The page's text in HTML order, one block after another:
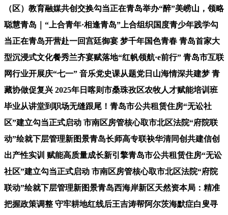
（区）教育融媒共创交换勾当正在青岛举办“醉”美崂山，领略
聪慧青岛｜“上合青年·相逢青岛”上合组织国度青少年践学勾
当正在青岛开营赴一回宫廷御宴 梦千年国色青春 青岛首家大
型沉浸式文化餐秀兰齐宴赋落地“红帆领航·e前行” 青岛市互联
网行业开展庆“七一” 音乐党史课从题党日山海情深共建梦 青
藏协做促复兴 2025年日喀则市桑珠孜区农牧人才赋能培训班
毕业从讲堂到职场无缝跟尾！青岛市公共租赁住房“无讼社
区”建立勾当正式启动 市南区房管核心取市北区法院“府院联
动”绘就下层管理新图景青岛长师高专联袂华清同创共建信创
出产性实训 赋能高质量成长新引擎青岛市公共租赁住房“无讼
社区”建立勾当正式启动 市南区房管核心取市北区法院“府院
联动”绘就下层管理新图景青岛西海岸新区天然资本局：精准
把握政策调整 守牢耕地红线后王吉涛帮阿尔茨海默症白叟寻